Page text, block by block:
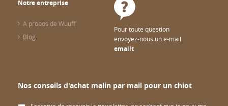
Notre entreprise
A propos de Wuuff
Blog
Pour toute question
envoyez-nous un e-mail
emailt
Nos conseils d'achat malin par mail pour un chiot